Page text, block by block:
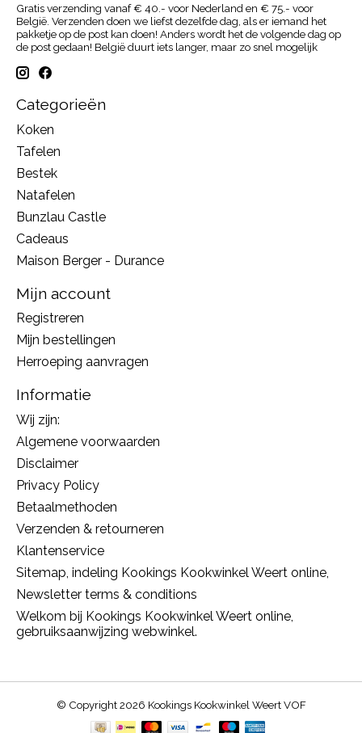
Gratis verzending vanaf € 40.- voor Nederland en € 75.- voor
België. Verzenden doen we liefst dezelfde dag, als er iemand het
pakketje op de post kan doen! Anders wordt het de volgende dag op
de post gedaan! België duurt iets langer, maar zo snel mogelijk
Categorieën
Koken
Tafelen
Bestek
Natafelen
Bunzlau Castle
Cadeaus
Maison Berger - Durance
Mijn account
Registreren
Mijn bestellingen
Herroeping aanvragen
Informatie
Wij zijn:
Algemene voorwaarden
Disclaimer
Privacy Policy
Betaalmethoden
Verzenden & retourneren
Klantenservice
Sitemap, indeling Kookings Kookwinkel Weert online,
Newsletter terms & conditions
Welkom bij Kookings Kookwinkel Weert online,
gebruiksaanwijzing webwinkel.
© Copyright 2026 Kookings Kookwinkel Weert VOF